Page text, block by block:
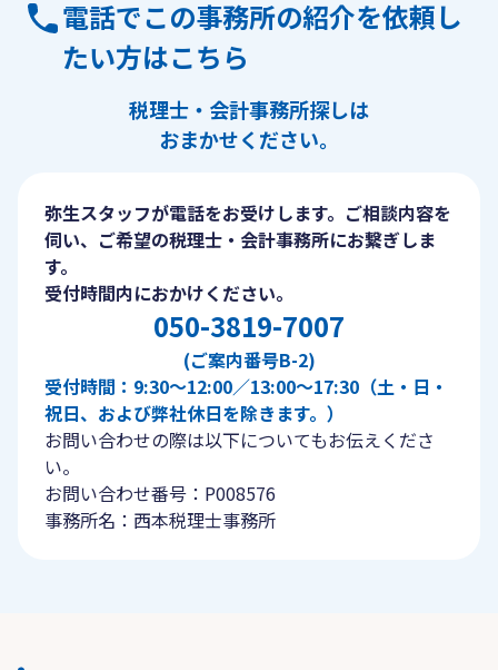
電話でこの事務所の紹介を依頼し
たい方はこちら
税理士・会計事務所探しは
おまかせください。
弥生スタッフが電話をお受けします。ご相談内容を
伺い、ご希望の税理士・会計事務所にお繋ぎしま
す。
受付時間内におかけください。
050-3819-7007
(ご案内番号B-2)
受付時間：9:30〜12:00／13:00〜17:30（土・日・
祝日、および弊社休日を除きます。）
お問い合わせの際は以下についてもお伝えくださ
い。
お問い合わせ番号：P008576
事務所名：西本税理士事務所